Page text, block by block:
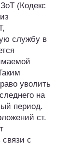
(Кодекс
службу в
уволить
на
период.
ст.
связи с